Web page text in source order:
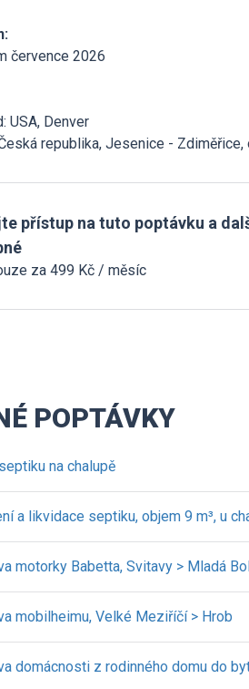
července 2026
USA, Denver
republika, Jesenice -
přístup na tuto poptávku a
za 499 Kč / měsíc
POPTÁVKY
na chalupě
a likvidace septiku, objem 9 m³, u
motorky Babetta, Svitavy > Mladá
mobilheimu, Velké Meziříčí > Hrob
domácnosti z rodinného domu do